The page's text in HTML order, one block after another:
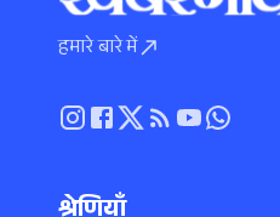
हमारे बारे में